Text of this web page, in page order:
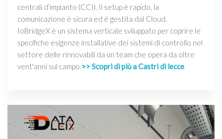
centrali d’impianto (CCI). Il setup è rapido, la
comunicazione è sicura ed è gestita dal Cloud.
IoBridgeX è un sistema verticale sviluppato per coprire le
specifiche esigenze installative dei sistemi di controllo nel
settore delle rinnovabili da un team che opera da oltre
vent'anni sul campo.>> Scopri di più a Castri di lecce